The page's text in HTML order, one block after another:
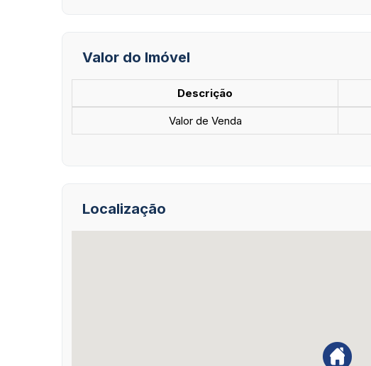
Valor do Imóvel
Descrição
Valor de Venda
Localização